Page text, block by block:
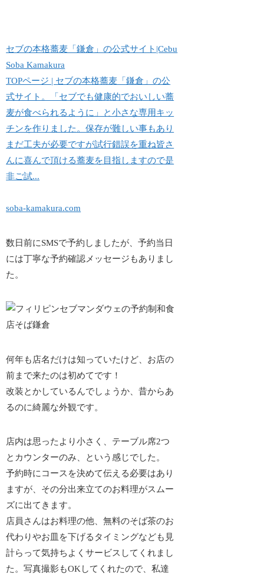
セブの本格蕎麦「鎌倉」の公式サイト|Cebu
Soba Kamakura
TOPページ | セブの本格蕎麦「鎌倉」の公
式サイト。「セブでも健康的でおいしい蕎
麦が食べられるように」と小さな専用キッ
チンを作りました。保存が難しい事もあり
まだ工夫が必要ですが試行錯誤を重ね皆さ
んに喜んで頂ける蕎麦を目指しますので是
非ご試...
soba-kamakura.com
数日前にSMSで予約しましたが、予約当日
には丁寧な予約確認メッセージもありまし
た。
何年も店名だけは知っていたけど、お店の
前まで来たのは初めてです！
改装とかしているんでしょうか、昔からあ
るのに綺麗な外観です。
店内は思ったより小さく、テーブル席2つ
とカウンターのみ、という感じでした。
予約時にコースを決めて伝える必要はあり
ますが、その分出来立てのお料理がスムー
ズに出てきます。
店員さんはお料理の他、無料のそば茶のお
代わりやお皿を下げるタイミングなども見
計らって気持ちよくサービスしてくれまし
た。写真撮影もOKしてくれたので、私達